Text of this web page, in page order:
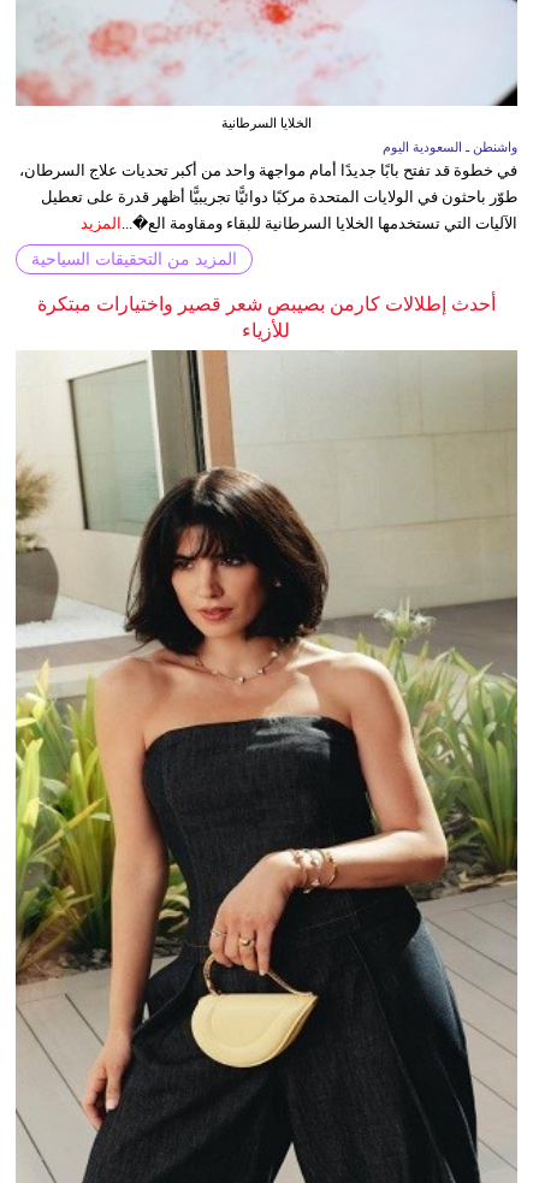
الخلايا السرطانية
واشنطن ـ السعودية اليوم
في خطوة قد تفتح بابًا جديدًا أمام مواجهة واحد من أكبر تحديات علاج السرطان،
طوّر باحثون في الولايات المتحدة مركبًا دوائيًّا تجريبيًّا أظهر قدرة على تعطيل
الآليات التي تستخدمها الخلايا السرطانية للبقاء ومقاومة الع�... المزيد
المزيد من التحقيقات السياحية
أحدث إطلالات كارمن بصيبص شعر قصير واختيارات مبتكرة
للأزياء